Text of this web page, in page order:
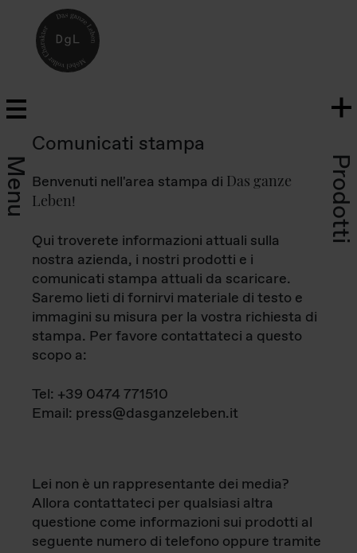
Menu Prodotti
Comunicati stampa
Benvenuti nell'area stampa di Das ganze
Leben!
Qui troverete informazioni attuali sulla
nostra azienda, i nostri prodotti e i
comunicati stampa attuali da scaricare.
Saremo lieti di fornirvi materiale di testo e
immagini su misura per la vostra richiesta di
stampa. Per favore contattateci a questo
scopo a:
Tel: +39 0474 771510
Email: press@dasganzeleben.it
Lei non è un rappresentante dei media?
Allora contattateci per qualsiasi altra
questione come informazioni sui prodotti al
seguente numero di telefono oppure tramite